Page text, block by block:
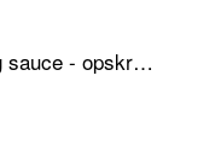
Andesteg med æbler, svesker og sauce - opskrift også til jul